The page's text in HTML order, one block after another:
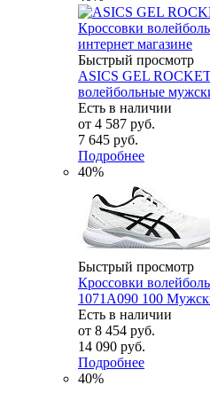
Быстрый просмотр
ASICS GEL
волейбольные
Есть в наличии
от 4 587 руб.
7 645 руб.
Подробнее
40%
Быстрый просмотр
Кроссовки
1071A090 100
Есть в наличии
от 8 454 руб.
14 090 руб.
Подробнее
40%